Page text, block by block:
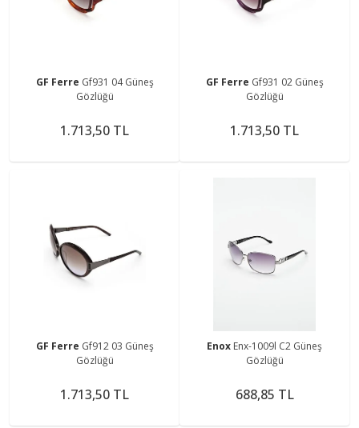
GF Ferre Gf931 04 Güneş
Gözlüğü
1.713,50 TL
GF Ferre Gf931 02 Güneş
Gözlüğü
1.713,50 TL
GF Ferre Gf912 03 Güneş
Gözlüğü
1.713,50 TL
Enox Enx-1009l C2 Güneş
Gözlüğü
688,85 TL